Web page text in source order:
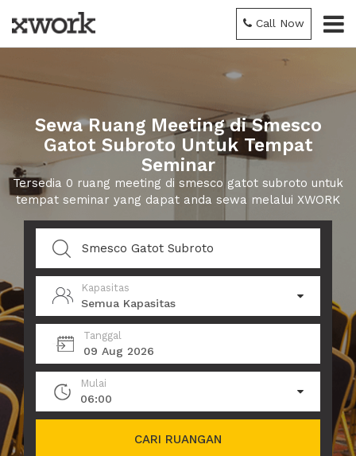
Call Now
Sewa Ruang Meeting di Smesco
Gatot Subroto Untuk Tempat
Seminar
Tersedia 0 ruang meeting di smesco gatot subroto untuk
tempat seminar yang dapat anda sewa melalui XWORK
Kapasitas
Semua Kapasitas
Tanggal
09 Aug 2026
Mulai
06:00
CARI RUANGAN